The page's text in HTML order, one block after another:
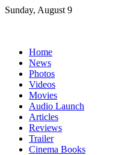
Skip
Sunday, August 9
Home
News
Photos
Videos
Movies
Audio Launch
Articles
Reviews
Trailer
Cinema Books